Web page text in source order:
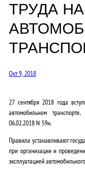
ТРУДА НА
Окт 9, 2018
27 сентября 2018 года
автомобильном
06.02.2018 N 59н.
Правила устанавливают
при организации и
эксплуатацией